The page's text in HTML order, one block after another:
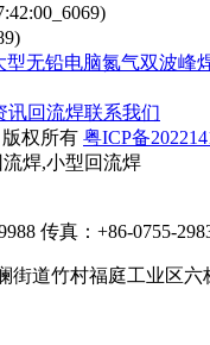
型无铅电脑氮气双波峰
讯回流焊联系我们
权所有 粤ICP备
焊,小型回流焊
传真：+86-0755-
街道竹村福庭工业区六